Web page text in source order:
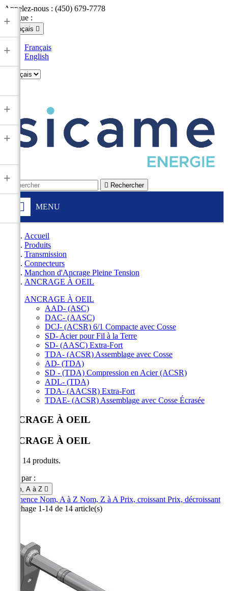
Appelez-nous : (450) 679-7778
Langue :
Français 
Français
English
 Rechercher
MENU
+
+
+
+
+
Accueil
Produits
Transmission
Connecteurs
Manchon d'Ancrage Pleine Tension
ANCRAGE À OEIL
ANCRAGE À OEIL
AAD- (ASC)
DAC- (AASC)
DCJ- (ACSR) 6/1 Compacte avec Cosse
SD- Acier pour Fil à la Terre
SD- (AASC) Extra-Fort
TDA- (ACSR) Assemblage avec Cosse
AD- (TDA)
SD - (TDA) Compression en Acier (ACSR)
ADL- (TDA)
TDA- (AACSR) Extra-Fort
TDAE- (ACSR) Assemblage avec Cosse Écrasée
ANCRAGE À OEIL
ANCRAGE À OEIL
Il y a 14 produits.
Trier par :
Nom, A à Z 
Pertinence Nom, A à Z Nom, Z à A Prix, croissant Prix, décroissant
Affichage 1-14 de 14 article(s)